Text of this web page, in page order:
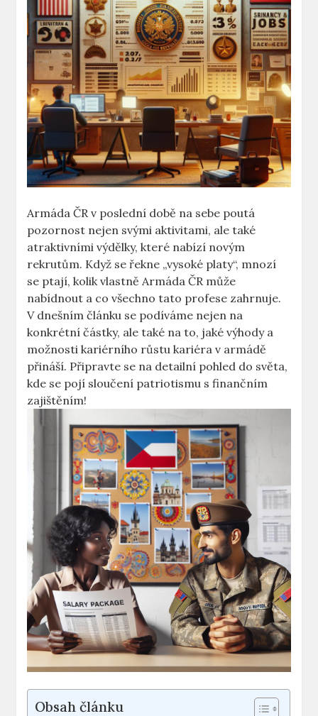
Armáda ČR v poslední době na sebe poutá
pozornost nejen svými aktivitami, ale také
atraktivními výdělky, které nabízí novým
rekrutům. Když se řekne „vysoké platy“, mnozí
se ptají, kolik vlastně Armáda ČR může
nabídnout a co všechno tato profese zahrnuje.
V dnešním článku se podíváme nejen na
konkrétní částky, ale také na to, jaké výhody a
možnosti kariérního růstu kariéra v armádě
přináší. Připravte se na detailní pohled do světa,
kde se pojí sloučení patriotismu s finančním
zajištěním!
Obsah článku